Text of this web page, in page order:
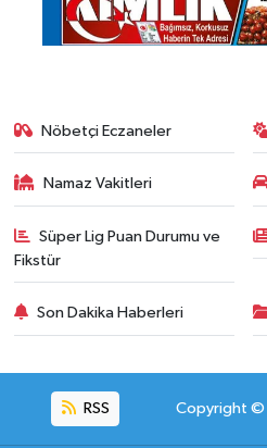
Nöbetçi Eczaneler
Namaz Vakitleri
Süper Lig Puan Durumu ve
Fikstür
Son Dakika Haberleri
RSS Copyright ©